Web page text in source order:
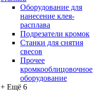
Оборудование для
нанесение клея-
расплава
Подрезатели кромок
Станки для снятия
свесов
Прочее
кромкооблицовочное
оборудование
+ Ещё 6